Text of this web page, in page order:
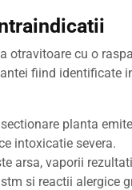
otravitoare cu o
fiind identificate
planta
intoxicatie severa.
arsa, vaporii
si reactii alergice